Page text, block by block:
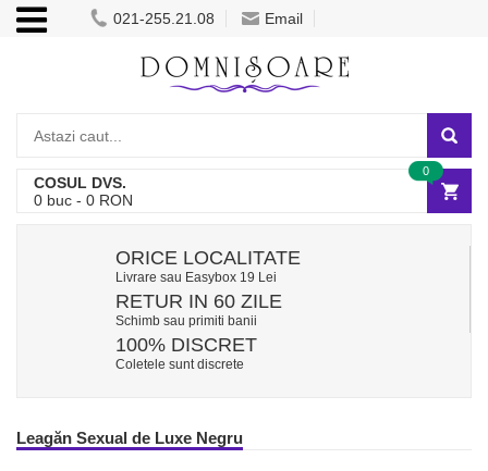
021-255.21.08 Email
COSUL DVS.
0 buc - 0 RON
0
ORICE LOCALITATE
Livrare sau Easybox 19 Lei
RETUR IN 60 ZILE
Schimb sau primiti banii
100% DISCRET
Coletele sunt discrete
Leagăn Sexual de Luxe Negru